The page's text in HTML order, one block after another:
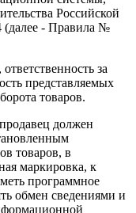
Российской
(далее - Правила №
за
представляемых
товаров.
должен
товаров, в
маркировка, к
программное
обмен сведениями и